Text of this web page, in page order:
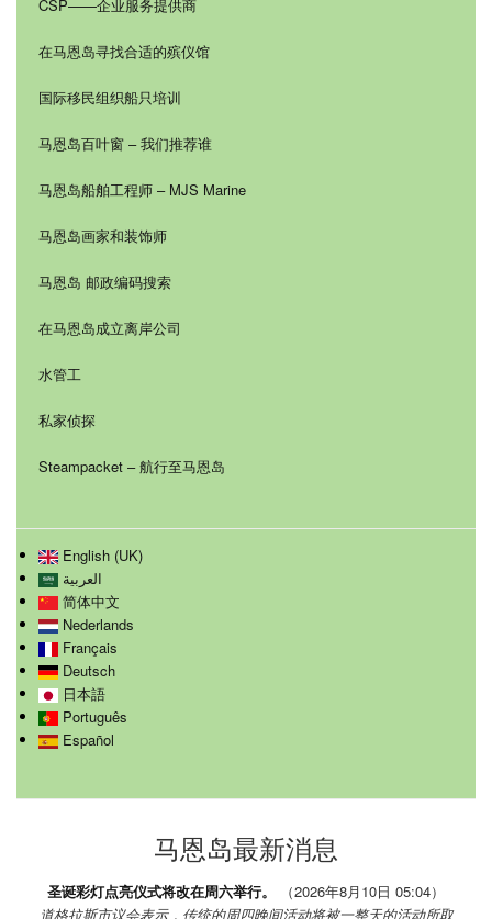
CSP——企业服务提供商
在马恩岛寻找合适的殡仪馆
国际移民组织船只培训
马恩岛百叶窗 – 我们推荐谁
马恩岛船舶工程师 – MJS Marine
马恩岛画家和装饰师
马恩岛 邮政编码搜索
在马恩岛成立离岸公司
水管工
私家侦探
Steampacket – 航行至马恩岛
English (UK)
العربية
简体中文
Nederlands
Français
Deutsch
日本語
Português
Español
马恩岛最新消息
圣诞彩灯点亮仪式将改在周六举行。
（2026年8月10日 05:04）
道格拉斯市议会表示，传统的周四晚间活动将被一整天的活动所取